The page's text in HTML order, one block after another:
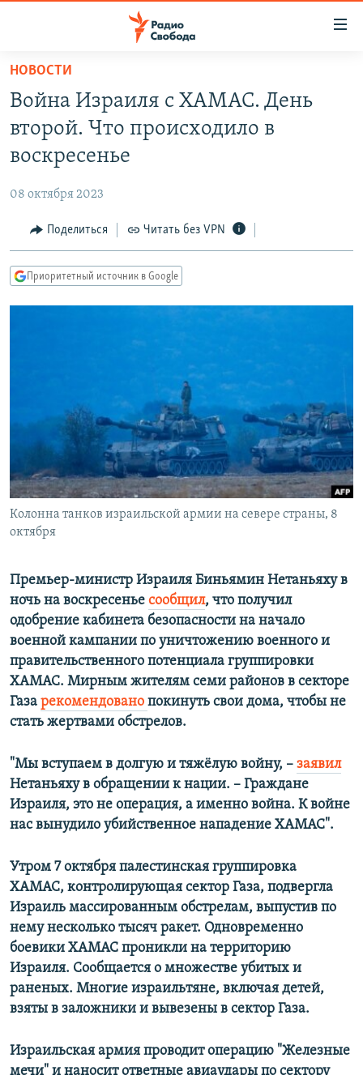
упрощенного
доступа
основному
Вернутся
Вернутся
АВТОРСКИЕ ПРОЕКТЫ
МНЕНИЯ
КУЛЬТУРА
КАВКАЗ.РЕАЛИИ
ПОДПИШИТЕСЬ НА РАССЫЛКУ
СОЦИАЛЬНЫЕ СЕТИ
НОВОСТИ
Война Израиля с ХАМАС. День
второй. Что происходило в
воскресенье
08 октября 2023
Поделиться Читать без VPN
Приоритетный источник в Google
Колонна танков израильской армии на севере страны, 8
октября
Премьер-министр Израиля Биньямин Нетаньяху в
ночь на воскресенье сообщил, что получил
одобрение кабинета безопасности на начало
военной кампании по уничтожению военного и
правительственного потенциала группировки
ХАМАС. Мирным жителям семи районов в секторе
Газа рекомендовано покинуть свои дома, чтобы не
стать жертвами обстрелов.
"Мы вступаем в долгую и тяжёлую войну, – заявил
Нетаньяху в обращении к нации. – Граждане
Израиля, это не операция, а именно война. К войне
нас вынудило убийственное нападение ХАМАС".
Утром 7 октября палестинская группировка
ХАМАС, контролирующая сектор Газа, подвергла
Израиль массированным обстрелам, выпустив по
нему несколько тысяч ракет. Одновременно
боевики ХАМАС проникли на территорию
Израиля. Сообщается о множестве убитых и
раненых. Многие израильтяне, включая детей,
взяты в заложники и вывезены в сектор Газа.
Израильская армия проводит операцию "Железные
мечи" и наносит ответные авиаудары по сектору